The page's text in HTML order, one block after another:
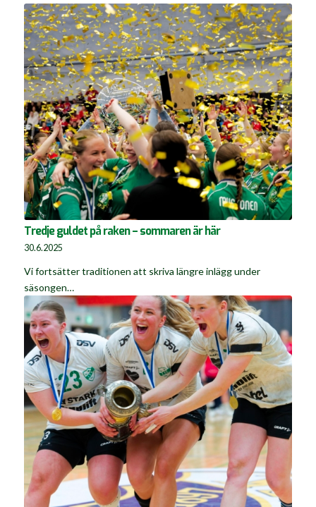
Tredje guldet på raken – sommaren är här
30.6.2025
Vi fortsätter traditionen att skriva längre inlägg under
säsongen…